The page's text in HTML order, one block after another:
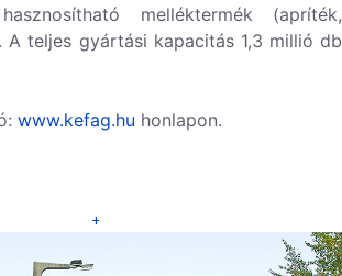
melléktermék (apríték,
Ateljes gyártási kapacitás 1,3 millió db
www.kefag.hu honlapon.
+